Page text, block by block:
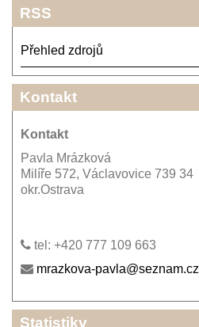
RSS
Přehled zdrojů
Kontakt
Kontakt
Pavla Mrázková
Milíře 572, Václavovice 739 34
okr.Ostrava
tel: +420 777 109 663
mrazkova-pavla@seznam.cz
Statistiky